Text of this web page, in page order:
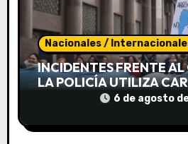
d
a
s
Nacionales /
INCIDENTES FRENTE
LA POLICÍA UTILIZA
HIDRANTES PARA6 de agosto